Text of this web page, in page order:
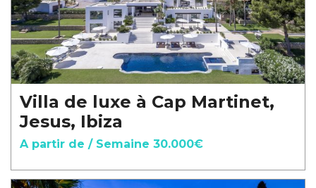
Villa de luxe à Cap Martinet,
Jesus, Ibiza
A partir de / Semaine 30.000€